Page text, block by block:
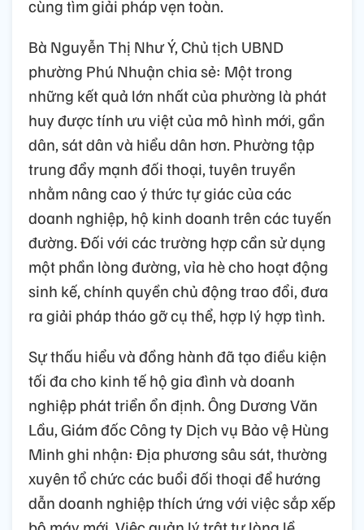
cùng tìm giải pháp vẹn toàn.
Bà Nguyễn Thị Như Ý, Chủ tịch UBND
phường Phú Nhuận chia sẻ: Một trong
những kết quả lớn nhất của phường là phát
huy được tính ưu việt của mô hình mới, gần
dân, sát dân và hiểu dân hơn. Phường tập
trung đẩy mạnh đối thoại, tuyên truyền
nhằm nâng cao ý thức tự giác của các
doanh nghiệp, hộ kinh doanh trên các tuyến
đường. Đối với các trường hợp cần sử dụng
một phần lòng đường, vỉa hè cho hoạt động
sinh kế, chính quyền chủ động trao đổi, đưa
ra giải pháp tháo gỡ cụ thể, hợp lý hợp tình.
Sự thấu hiểu và đồng hành đã tạo điều kiện
tối đa cho kinh tế hộ gia đình và doanh
nghiệp phát triển ổn định. Ông Dương Văn
Lầu, Giám đốc Công ty Dịch vụ Bảo vệ Hùng
Minh ghi nhận: Địa phương sâu sát, thường
xuyên tổ chức các buổi đối thoại để hướng
dẫn doanh nghiệp thích ứng với việc sắp xếp